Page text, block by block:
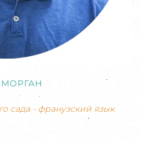
сада - франузский язык